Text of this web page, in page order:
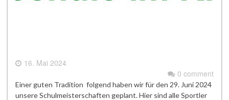
16. Mai 2024
0 comment
Einer guten Tradition folgend haben wir für den 29. Juni 2024
unsere Schulmeisterschaften geplant. Hier sind alle Sportler